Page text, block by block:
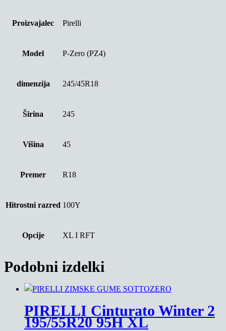
Proizvajalec Pirelli
Model P-Zero (PZ4)
dimenzija 245/45R18
Širina 245
Višina 45
Premer R18
Hitrostni razred 100Y
Opcije XL I RFT
Podobni izdelki
PIRELLI Cinturato Winter 2
195/55R20 95H XL